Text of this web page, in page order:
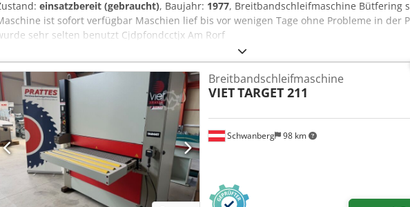
einsatzbereit (gebraucht), Baujahr: 1977, Breitbandschleifmaschine Bütfering
ist sofort verfügbar Maschien lief bis vor wenigen Tage ohne Probleme in der
sehr selten benutzt Cjdpfondcctjx Am Rorf
Schwanberg 98 km
Breitbandschleifmaschine
VIETTARGET 211